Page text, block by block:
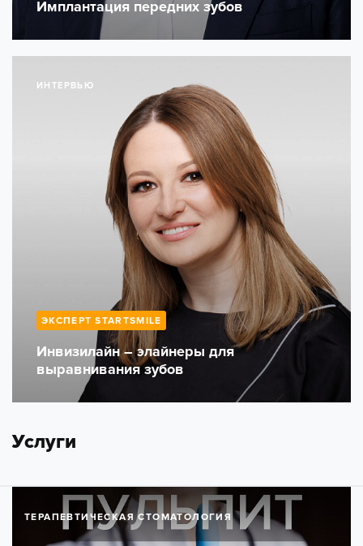
Имплантация передних зубов
ИНТЕРВЬЮ
ЭКСПЕРТ STARTSMILE
Инвизилайн – элайнеры для
выравнивания зубов
Услуги
ТЕРАПЕВТИЧЕСКАЯ СТОМАТОЛОГИЯ